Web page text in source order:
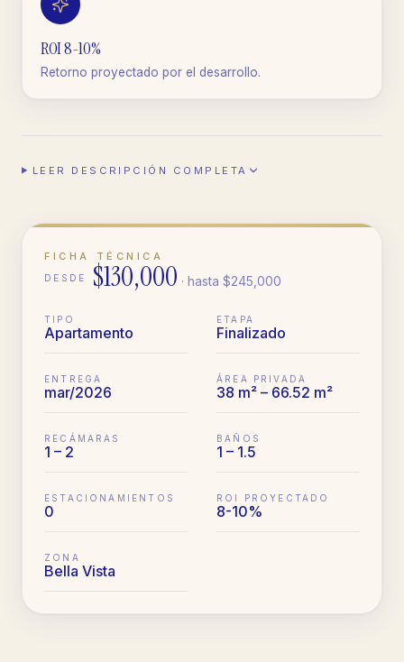
ROI 8-10%
Retorno proyectado por el desarrollo.
LEER DESCRIPCIÓN COMPLETA
FICHA TÉCNICA
DESDE $130,000 · hasta$245,000
TIPO
Apartamento
ETAPA
Finalizado
ENTREGA
mar/2026
ÁREA PRIVADA
38 m² – 66.52 m²
RECÁMARAS
1 – 2
BAÑOS
1 – 1.5
ESTACIONAMIENTOS
0
ROI PROYECTADO
8-10%
ZONA
Bella Vista